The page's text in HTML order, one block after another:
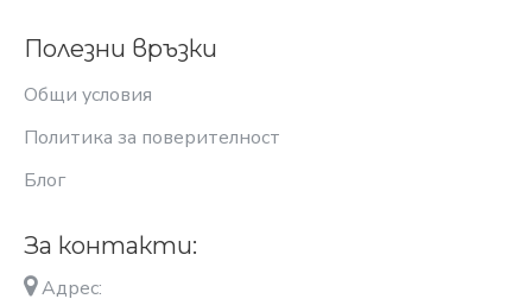
Полезни връзки
Общи условия
Политика за поверителност
Блог
За контакти:
Адрес: